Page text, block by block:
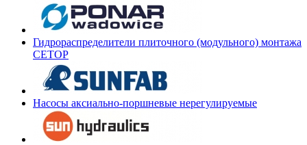
Гидрораспределители плиточного (модульного) монтажа
СЕТОР
Насосы аксиально-поршневые нерегулируемые